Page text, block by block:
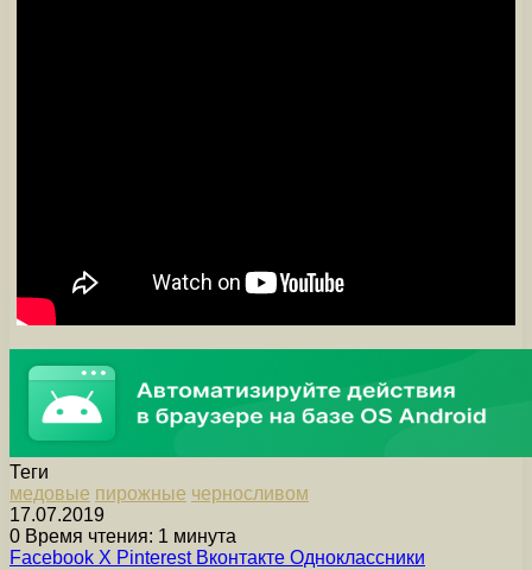
Теги
медовые пирожные черносливом
17.07.2019
0 Время чтения: 1 минута
Facebook X Pinterest Вконтакте Одноклассники